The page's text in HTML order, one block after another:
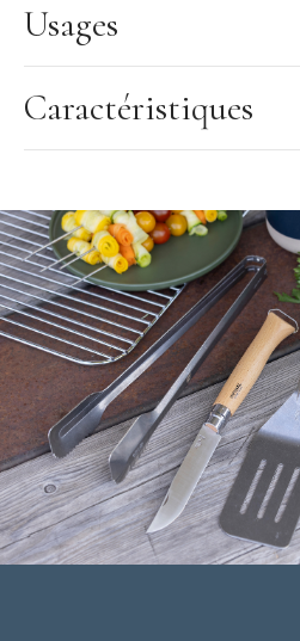
Manche ergonomique
Fabriqué en France
Coffret idéal pour un cadeau
Caractéristiques des Couteaux de
Matière de la lame : inox
Matière du manche : bois
Longueur de la lame : 11 cm
Lame lisse
Conditionnement : coffret de 4
Ne passe pas au lave-vaisselle
Fabriqué en France
Garantie à vie
Collection :Bon Appétit !
Marque :Opinel
Usages
Caractéristiques